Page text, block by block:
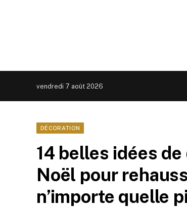
vendredi 7 août 2026
DÉCORATION
14 belles idées
Noël pour
n’importe quelle